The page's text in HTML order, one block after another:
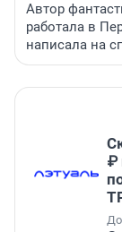
Автор
работала в
написала на
₽
До